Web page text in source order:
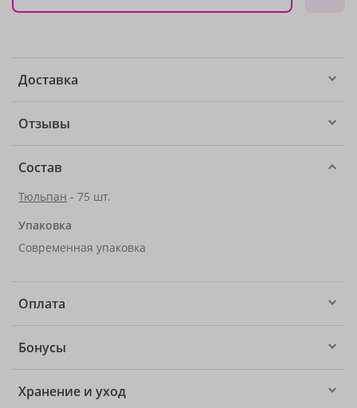
Доставка
Отзывы
Состав
Тюльпан - 75 шт.
Упаковка
Современная упаковка
Оплата
Бонусы
Хранение и уход